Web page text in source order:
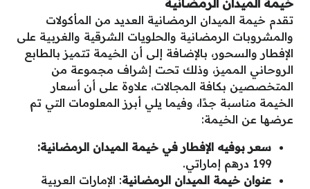
تقدم خيمة الميدان الرمضانية العديد من المأكولات
والمشروبات الرمضانية والحلويات الشرقية والغربية على
الإفطار والسحور، بالإضافة إلى أن الخيمة تتميز بالطابع
الروحاني المميز، وذلك تحت إشراف مجموعة من
المتخصصين بكافة المجالات، علاوة على أن أسعار
الخيمة مناسبة جدًا، وفيما يلي أبرز المعلومات التي تم
عرضها عن الخيمة:
سعر بوفيه الإفطار في خيمة الميدان الرمضانية:
199 درهم إماراتي.
عنوان خيمة الميدان الرمضانية: الإمارات العربية